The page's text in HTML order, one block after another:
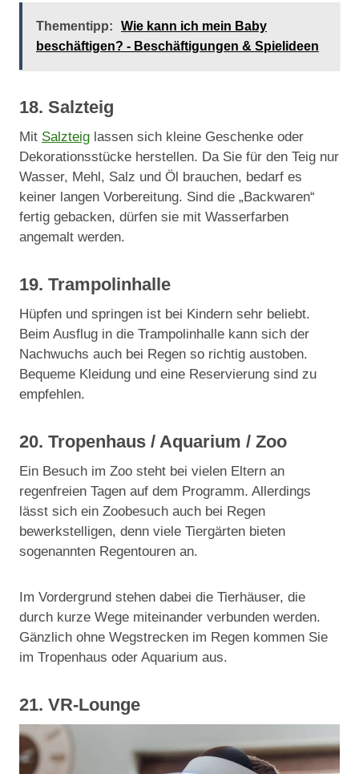
Thementipp:
Wie kann ich mein Baby
beschäftigen? - Beschäftigungen & Spielideen
18. Salzteig
Mit Salzteig lassen sich kleine Geschenke oder
Dekorationsstücke herstellen. Da Sie für den Teig nur
Wasser, Mehl, Salz und Öl brauchen, bedarf es
keiner langen Vorbereitung. Sind die „Backwaren“
fertig gebacken, dürfen sie mit Wasserfarben
angemalt werden.
19. Trampolinhalle
Hüpfen und springen ist bei Kindern sehr beliebt.
Beim Ausflug in die Trampolinhalle kann sich der
Nachwuchs auch bei Regen so richtig austoben.
Bequeme Kleidung und eine Reservierung sind zu
empfehlen.
20. Tropenhaus / Aquarium / Zoo
Ein Besuch im Zoo steht bei vielen Eltern an
regenfreien Tagen auf dem Programm. Allerdings
lässt sich ein Zoobesuch auch bei Regen
bewerkstelligen, denn viele Tiergärten bieten
sogenannten Regentouren an.
Im Vordergrund stehen dabei die Tierhäuser, die
durch kurze Wege miteinander verbunden werden.
Gänzlich ohne Wegstrecken im Regen kommen Sie
im Tropenhaus oder Aquarium aus.
21. VR-Lounge